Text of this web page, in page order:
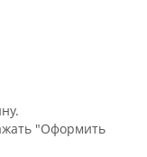
"Оформить